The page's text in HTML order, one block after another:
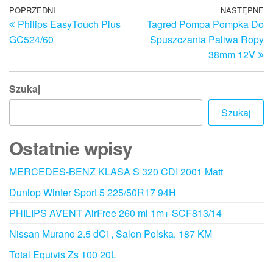
Nawigacja
wpisu
Poprzedni
wpis
POPRZEDNI
Philips EasyTouch Plus
GC524/60
NASTĘPNE
Tagred Pompa Pompka Do
Spuszczania Paliwa Ropy
38mm 12V
Szukaj
Szukaj
Ostatnie wpisy
MERCEDES-BENZ KLASA S 320 CDI 2001 Matt
Dunlop Winter Sport 5 225/50R17 94H
PHILIPS AVENT AirFree 260 ml 1m+ SCF813/14
Nissan Murano 2.5 dCi , Salon Polska, 187 KM
Total Equivis Zs 100 20L